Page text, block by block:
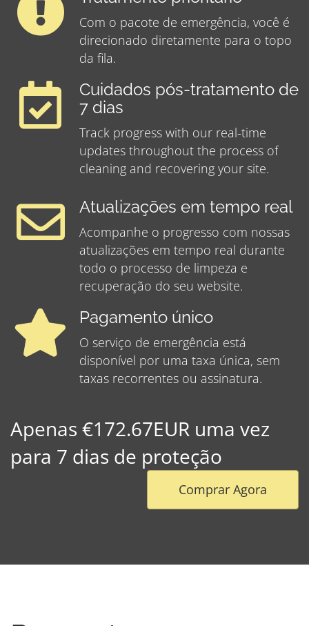
Com o pacote de emergência, você é
direcionado diretamente para o topo
da fila.
Cuidados pós-tratamento de
7 dias
Track progress with our real-time
updates throughout the process of
cleaning and recovering your site.
Atualizações em tempo real
Acompanhe o progresso com nossas
atualizações em tempo real durante
todo o processo de limpeza e
recuperação do seu website.
Pagamento único
O serviço de emergência está
disponível por uma taxa única, sem
taxas recorrentes ou assinatura.
Apenas €172.67EUR uma vez
para 7 dias de proteção
Comprar Agora